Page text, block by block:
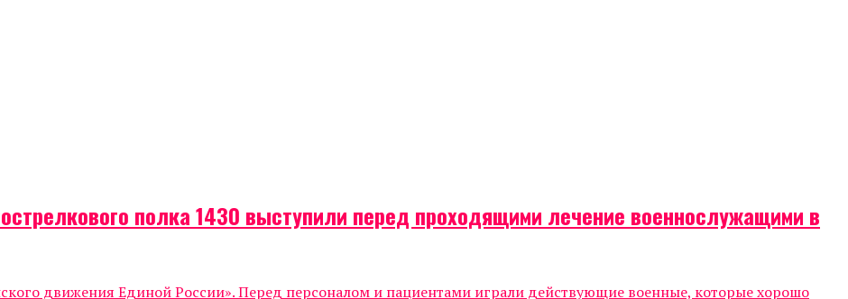
полка 1430 выступили перед проходящими лечение военнослужащими в
движения Единой России». Перед персоналом и пациентами играли действующие военные, которые хорошо